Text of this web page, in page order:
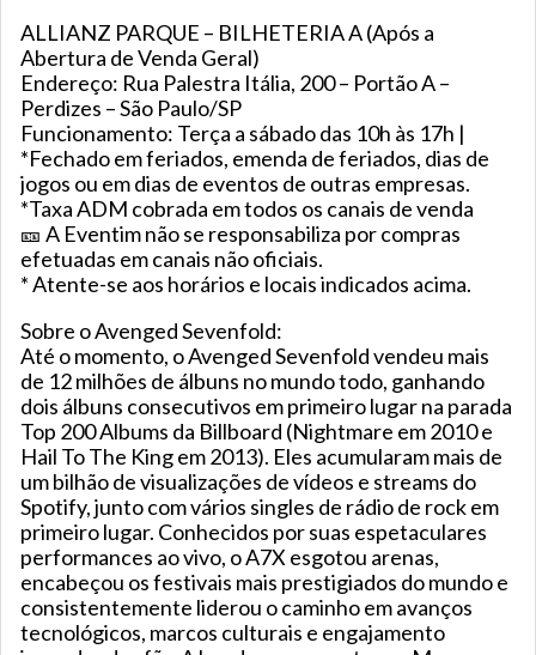
ALLIANZ PARQUE – BILHETERIA A (Após a
Abertura de Venda Geral)
Endereço: Rua Palestra Itália, 200 – Portão A –
Perdizes – São Paulo/SP
Funcionamento: Terça a sábado das 10h às 17h |
*Fechado em feriados, emenda de feriados, dias de
jogos ou em dias de eventos de outras empresas.
*Taxa ADM cobrada em todos os canais de venda
🎫 A Eventim não se responsabiliza por compras
efetuadas em canais não oficiais.
* Atente-se aos horários e locais indicados acima.
Sobre o Avenged Sevenfold:
Até o momento, o Avenged Sevenfold vendeu mais
de 12 milhões de álbuns no mundo todo, ganhando
dois álbuns consecutivos em primeiro lugar na parada
Top 200 Albums da Billboard (Nightmare em 2010 e
Hail To The King em 2013). Eles acumularam mais de
um bilhão de visualizações de vídeos e streams do
Spotify, junto com vários singles de rádio de rock em
primeiro lugar. Conhecidos por suas espetaculares
performances ao vivo, o A7X esgotou arenas,
encabeçou os festivais mais prestigiados do mundo e
consistentemente liderou o caminho em avanços
tecnológicos, marcos culturais e engajamento